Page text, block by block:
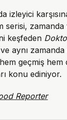
izleyici
serisi,
keşfeden
ve aynı
hem geçmiş
konu ediniyor.
Reporter